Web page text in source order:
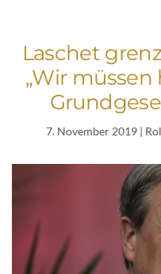
Laschet
„Wir
7. November 2019|